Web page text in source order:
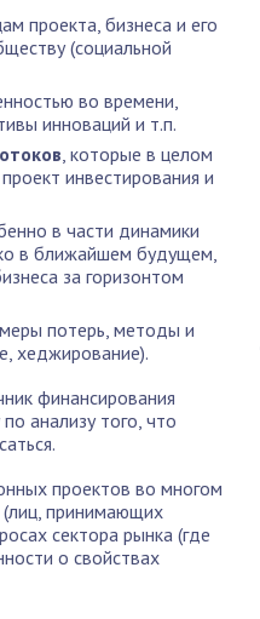
проекта, бизнеса и его
(социальной
во времени,
инноваций и т.п.
, которые в целом
инвестирования и
в части динамики
в ближайшем будущем,
за горизонтом
потерь, методы и
хеджирование).
финансирования
анализу того, что
проектов во многом
(лиц, принимающих
сектора рынка (где
о свойствах